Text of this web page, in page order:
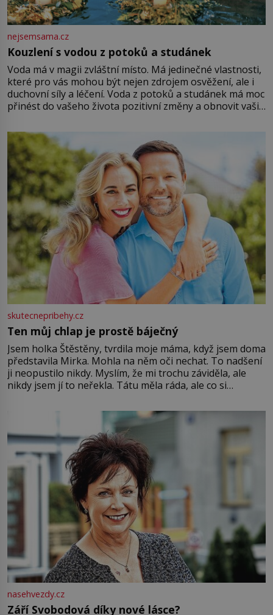
nejsemsama.cz
Kouzlení s vodou z potoků a studánek
Voda má v magii zvláštní místo. Má jedinečné vlastnosti,
které pro vás mohou být nejen zdrojem osvěžení, ale i
duchovní síly a léčení. Voda z potoků a studánek má moc
přinést do vašeho života pozitivní změny a obnovit vaši
můžete obohatit své rituály a přinést do svého života
větší harmonii a klid. Je důležité
skutecnepribehy.cz
Ten můj chlap je prostě báječný
Jsem holka Štěstěny, tvrdila moje máma, když jsem doma
představila Mirka. Mohla na něm oči nechat. To nadšení
ji neopustilo nikdy. Myslím, že mi trochu záviděla, ale
nikdy jsem jí to neřekla. Tátu měla ráda, ale co si
Jsme spolu moc rádi Tehdy byla jiná doba, když
nasehvezdy.cz
Září Svobodová díky nové lásce?